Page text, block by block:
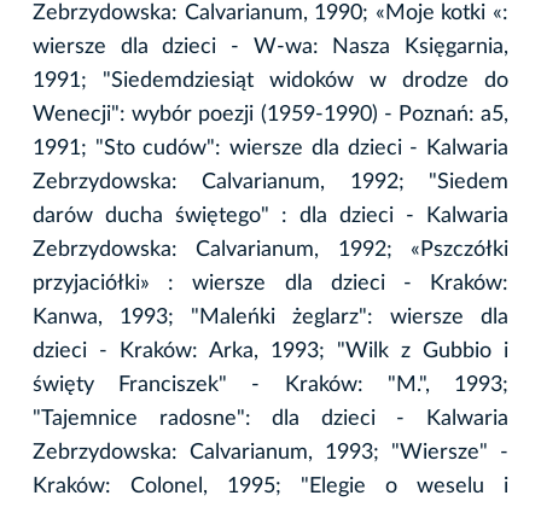
Zebrzydowska: Calvarianum, 1990; «Moje kotki «:
wiersze dla dzieci - W-wa: Nasza Księgarnia,
1991; "Siedemdziesiąt widoków w drodze do
Wenecji": wybór poezji (1959-1990) - Poznań: a5,
1991; "Sto cudów": wiersze dla dzieci - Kalwaria
Zebrzydowska: Calvarianum, 1992; "Siedem
darów ducha świętego" : dla dzieci - Kalwaria
Zebrzydowska: Calvarianum, 1992; «Pszczółki
przyjaciółki» : wiersze dla dzieci - Kraków:
Kanwa, 1993; "Maleńki żeglarz": wiersze dla
dzieci - Kraków: Arka, 1993; "Wilk z Gubbio i
święty Franciszek" - Kraków: "M.", 1993;
"Tajemnice radosne": dla dzieci - Kalwaria
Zebrzydowska: Calvarianum, 1993; "Wiersze" -
Kraków: Colonel, 1995; "Elegie o weselu i